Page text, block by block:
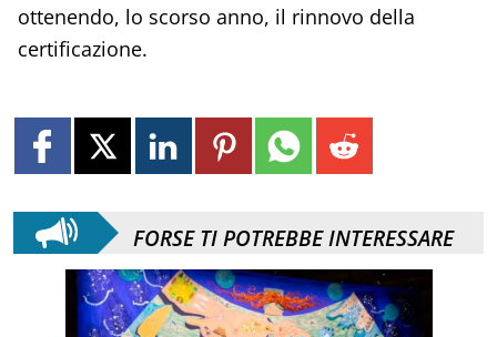
ottenendo, lo scorso anno, il rinnovo della
certificazione.
FORSE TI POTREBBE INTERESSARE